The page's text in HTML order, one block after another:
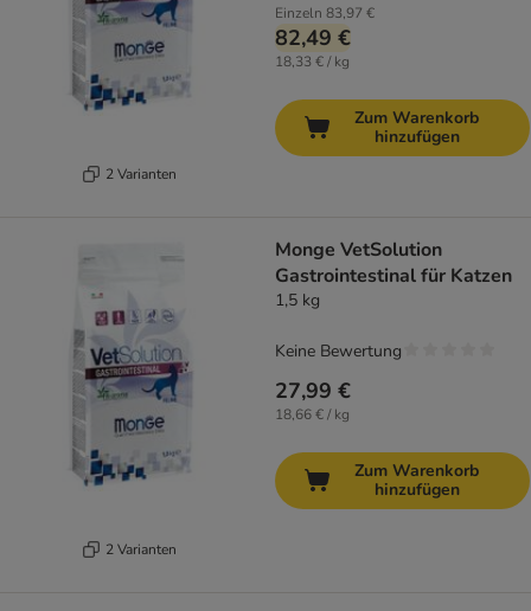
2 Varianten
Einzeln 83,97 €
82,49 €
18,33 € / kg
Zum Warenkorb
hinzufügen
2 Varianten
Monge VetSolution
Gastrointestinal für Katzen
1,5 kg
27,99 €
18,66 € / kg
Keine Bewertung
Zum Warenkorb
hinzufügen